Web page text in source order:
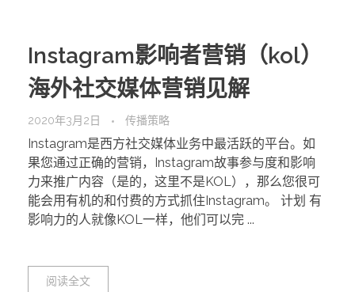
Instagram影响者营销（kol）
海外社交媒体营销见解
2020年3月2日 传播策略
Instagram是西方社交媒体业务中最活跃的平台。如
果您通过正确的营销，Instagram故事参与度和影响
力来推广内容（是的，这里不是KOL），那么您很可
能会用有机的和付费的方式抓住Instagram。 计划 有
影响力的人就像KOL一样，他们可以完 ...
阅读全文